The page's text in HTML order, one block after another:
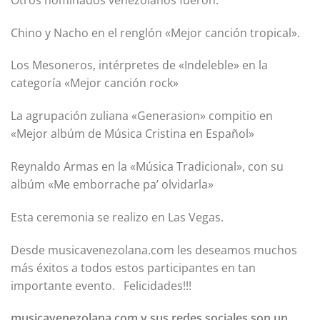
Chino y Nacho en el renglón «Mejor canción tropical».
Los Mesoneros, intérpretes de «Indeleble» en la
categoría «Mejor canción rock»
La agrupación zuliana «Generasion» compitio en
«Mejor albúm de Música Cristina en Español»
Reynaldo Armas en la «Música Tradicional», con su
albúm «Me emborrache pa’ olvidarla»
Esta ceremonia se realizo en Las Vegas.
Desde musicavenezolana.com les deseamos muchos
más éxitos a todos estos participantes en tan
importante evento. Felicidades!!!